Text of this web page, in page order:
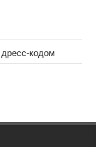
кодом